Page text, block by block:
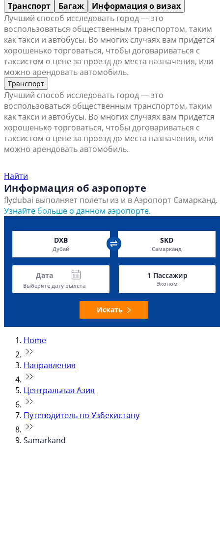
Транспорт Багаж
Информация о визах
Лучший способ исследовать город ― это
воспользоваться общественным транспортом, таким
как такси и автобусы. Во многих случаях вам придется
хорошенько торговаться, чтобы договариваться с
таксистом о цене за проезд до места назначения, или
можно арендовать автомобиль.
Транспорт
Лучший способ исследовать город ― это
воспользоваться общественным транспортом, таким
как такси и автобусы. Во многих случаях вам придется
хорошенько торговаться, чтобы договариваться с
таксистом о цене за проезд до места назначения, или
можно арендовать автомобиль.
Найти
Информация об аэропорте
flydubai выполняет полеты из и в Аэропорт Самарканд.
Узнайте больше о данном аэропорте.
DXB
Дубай
SKD
Самарканд
Дата
Выберите дату вылета
1 Пассажир
Эконом
Искать
Home
Направления
Центральная Азия
Путеводитель по Узбекистану
Samarkand